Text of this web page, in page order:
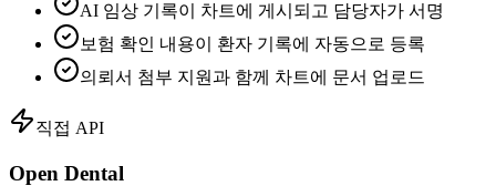
AI 임상 기록이 차트에 게시되고 담당자가 서명
보험 확인 내용이 환자 기록에 자동으로 등록
의뢰서 첨부 지원과 함께 차트에 문서 업로드
직접 API
Open Dental